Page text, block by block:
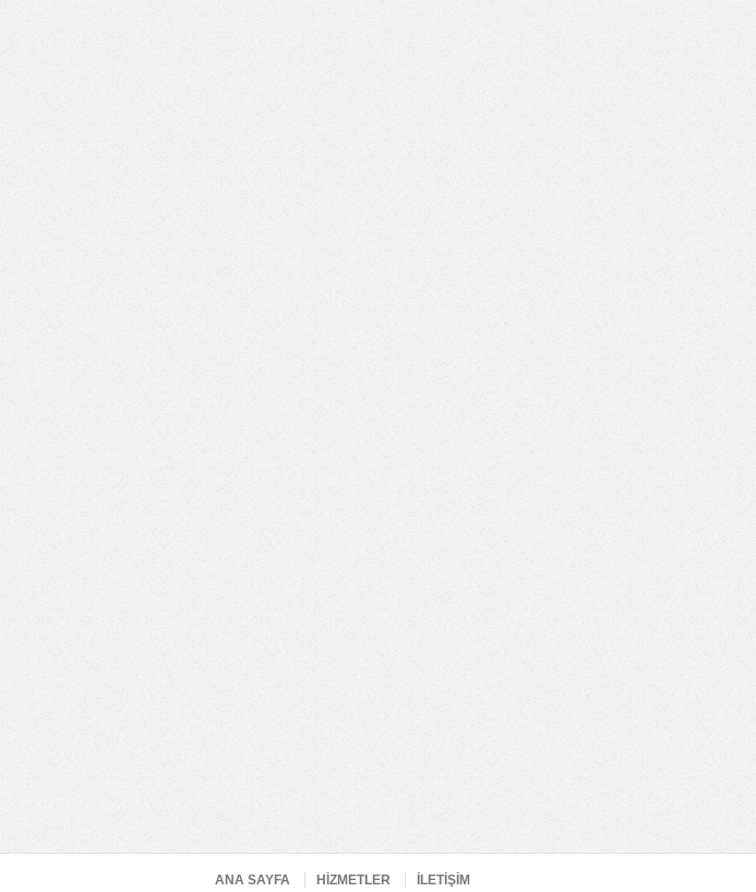
ANA SAYFA HİZMETLER İLETİŞİM